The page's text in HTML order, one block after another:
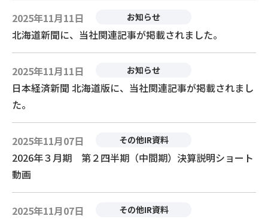
2025年11月11日 お知らせ
北海道新聞に、当社関連記事が掲載されました。
2025年11月11日 お知らせ
日本経済新聞 北海道版に、当社関連記事が掲載されまし
た。
2025年11月07日 その他IR資料
2026年３月期 第２四半期（中間期）決算説明ショート
動画
2025年11月07日 その他IR資料